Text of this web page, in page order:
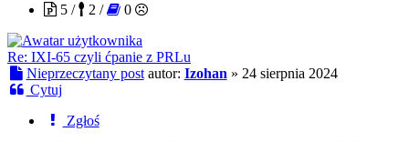
5 /
2 / 0
Re: IXI-65 czyli ćpanie z PRLu
Nieprzeczytany post autor: Izohan » 24 sierpnia 2024
Cytuj
Zgłoś